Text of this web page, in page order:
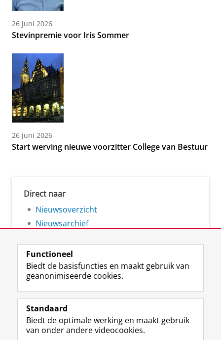
26 juni 2026
Stevinpremie voor Iris Sommer
26 juni 2026
Start werving nieuwe voorzitter College van Bestuur
Direct naar
Nieuwsoverzicht
Nieuwsarchief
Volg de RUG
F
a
e
b
L
i
k
e
R
S
-
f
I
n
t
Y
o
T
Studiekiezers
Functioneel
Biedt de basisfuncties en maakt gebruik van
geanonimiseerde cookies.
Standaard
Biedt de optimale werking en maakt gebruik
van onder andere videocookies.